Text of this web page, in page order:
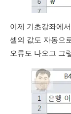
이제 기초강좌에
셀의 값도 자동으
오류도 나오고 그